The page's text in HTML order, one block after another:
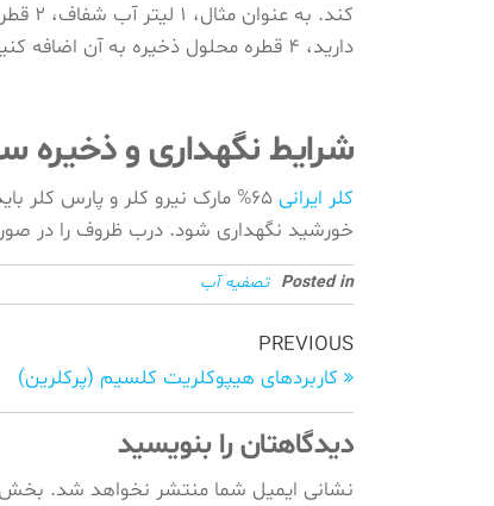
دارید، 4 قطره محلول ذخیره به آن اضافه کنید.
شرایط نگهداری و ذخیره
کلر ایرانی
65% مارک نیرو کلر و پارس
خورشید نگهداری شود. درب ظروف را در
Posted in تصفیه آب
راهبری
نوشته‌ها
Previous
Post
PREVIOUS
کاربردهای هیپوکلریت کلسیم (پرکلرین)
دیدگاهتان را بنویسید
نشانی ایمیل شما منتشر نخواهد شد.